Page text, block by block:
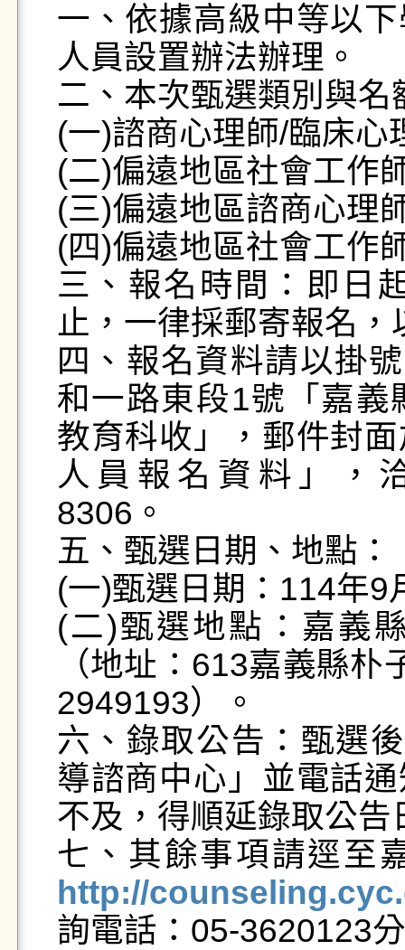
一、依據高級中等以
人員設置辦法辦理。
二、本次甄選類別與名
(一)諮商心理師/臨床心
(二)偏遠地區社會工作
(三)偏遠地區諮商心理
(四)偏遠地區社會工作
三、報名時間：即日
止，一律採郵寄報名，
四、報名資料請以掛
和一路東段1號「嘉
教育科收」，郵件封
人員報名資料」，
8306。
五、甄選日期、地點：
(一)甄選日期：114年9
(二)甄選地點：嘉義
（地址：613嘉義縣
2949193）。
六、錄取公告：甄選
導諮商中心」並電話
不及，得順延錄取公告
七、其餘事項請逕至
http://
詢電話：05-3620123